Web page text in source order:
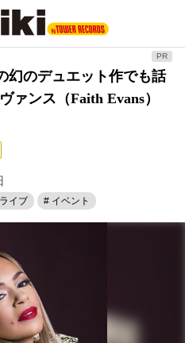
幻のデュエット作でも話
ァンス（Faith Evans）
イブ # イベント